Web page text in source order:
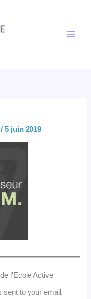
/5 juin 2019
l'Ecole Active
sent to your email.